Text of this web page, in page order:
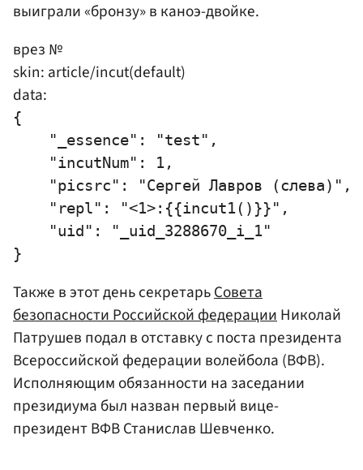
выиграли «бронзу» в каноэ-двойке.
врез №
skin: article/incut(default)
data:
{
    "_essence": "test",
    "incutNum": 1,
    "picsrc": "Сергей Лавров (слева)",
    "repl": "<1>:{{incut1()}}",
    "uid": "_uid_3288670_i_1"
Также в этот день секретарьСовета
безопасности Российской федерацииНиколай
Патрушев подал в отставку с поста президента
Всероссийской федерации волейбола (ВФВ).
Исполняющим обязанности на заседании
президиума был назван первый вице-
президент ВФВ Станислав Шевченко.